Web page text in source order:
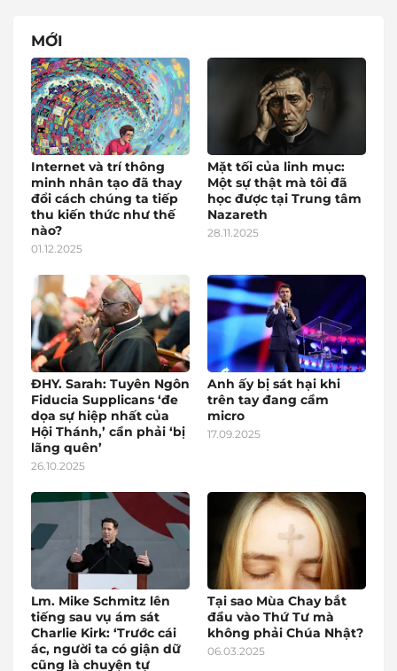
MỚI
Internet và trí thông
minh nhân tạo đã thay
đổi cách chúng ta tiếp
thu kiến thức như thế
nào?
01.12.2025
Mặt tối của linh mục:
Một sự thật mà tôi đã
học được tại Trung tâm
Nazareth
28.11.2025
ĐHY. Sarah: Tuyên Ngôn
Fiducia Supplicans ‘đe
dọa sự hiệp nhất của
Hội Thánh,’ cần phải ‘bị
lãng quên’
26.10.2025
Anh ấy bị sát hại khi
trên tay đang cầm
micro
17.09.2025
Lm. Mike Schmitz lên
tiếng sau vụ ám sát
Charlie Kirk: ‘Trước cái
ác, người ta có giận dữ
cũng là chuyện tự
Tại sao Mùa Chay bắt
đầu vào Thứ Tư mà
không phải Chúa Nhật?
06.03.2025